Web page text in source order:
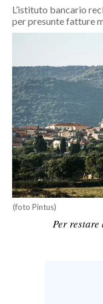
MONDO
ECONOMIA
SERVIZI ALLE IMPRESE
LAVORO
BANDI
SPORT IN SARDEGNA
SPORT
L’istituto bancario
per presunte fatture
(foto Pintus)
Per